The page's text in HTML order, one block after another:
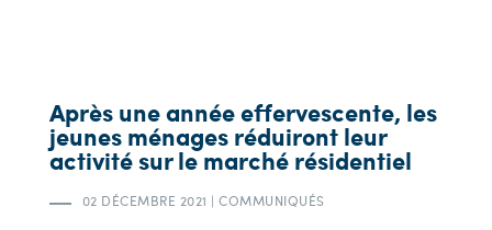
Après une année effervescente, les
jeunes ménages réduiront leur
activité sur le marché résidentiel
02 DÉCEMBRE 2021 | COMMUNIQUÉS